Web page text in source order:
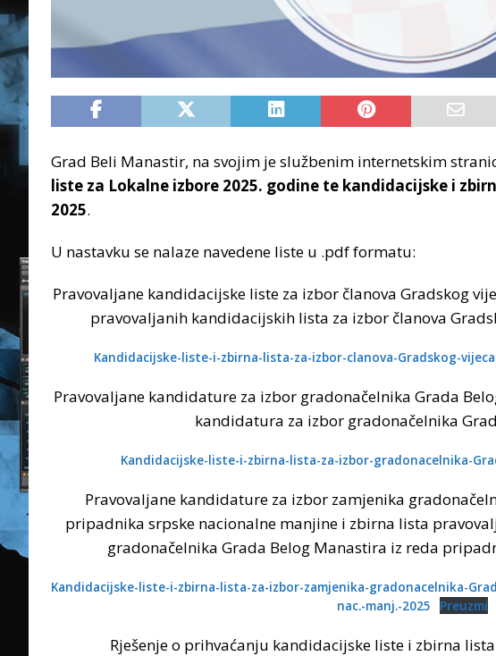
Grad Beli Manastir, na svojim je službenim internetskim
liste za Lokalne izbore 2025. godine te kandidacijske i
2025.
U nastavku se nalaze navedene liste u .pdf formatu:
Pravovaljane kandidacijske liste za izbor članova Gradskog
pravovaljanih kandidacijskih lista za izbor članova
Kandidacijske-liste-i-zbirna-lista-za-izbor-clanova-Gradskog-
Pravovaljane kandidature za izbor gradonačelnika Grada
kandidatura za izbor gradonačelnika
Kandidacijske-liste-i-zbirna-lista-za-izbor-gradonacelnika-
Pravovaljane kandidature za izbor zamjenika
pripadnika srpske nacionalne manjine i zbirna lista
gradonačelnika Grada Belog Manastira iz reda
Kandidacijske-liste-i-zbirna-lista-za-izbor-zamjenika-gradonacelnika-
nac.-manj.-2025
Preuzmi
Rješenje o prihvaćanju kandidacijske liste i zbirna